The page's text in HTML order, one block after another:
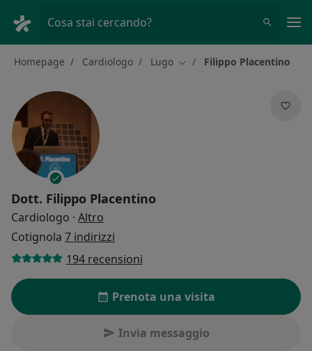
Cosa stai cercando?
Homepage Cardiologo Lugo Cambia città
Filippo Placentino
Dott. Filippo Placentino
Cardiologo · Altro
Cotignola 7 indirizzi
194 recensioni
Prenota una visita
Invia messaggio